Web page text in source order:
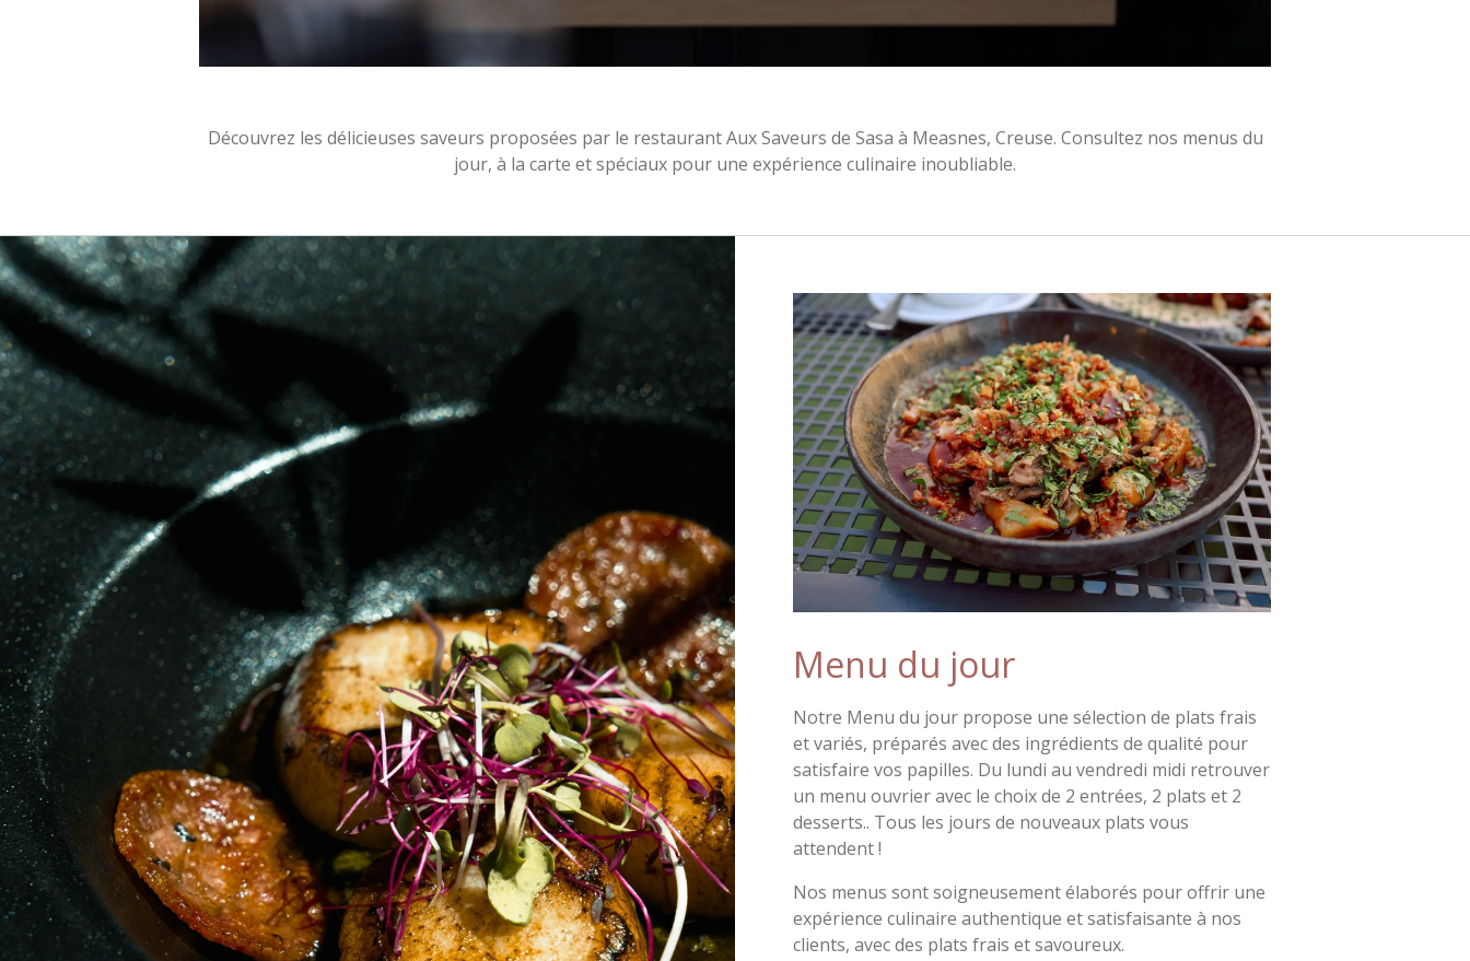
Découvrez les délicieuses saveurs proposées par le restaurant Aux Saveurs de Sasa à Measnes, Creuse. Consultez nos menus du
jour, à la carte et spéciaux pour une expérience culinaire inoubliable.
Menu du jour
Notre Menu du jour propose une sélection de plats frais
et variés, préparés avec des ingrédients de qualité pour
satisfaire vos papilles. Du lundi au vendredi midi retrouver
un menu ouvrier avec le choix de 2 entrées, 2 plats et 2
desserts.. Tous les jours de nouveaux plats vous
attendent !
Nos menus sont soigneusement élaborés pour offrir une
expérience culinaire authentique et satisfaisante à nos
clients, avec des plats frais et savoureux.